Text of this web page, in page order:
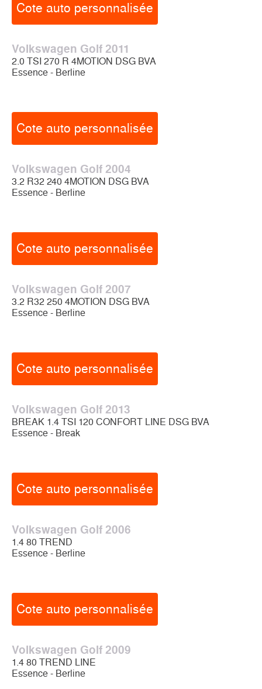
Cote auto personnalisée
Volkswagen Golf 2011
2.0 TSI 270 R 4MOTION DSG BVA
Essence - Berline
Cote auto personnalisée
Volkswagen Golf 2004
3.2 R32 240 4MOTION DSG BVA
Essence - Berline
Cote auto personnalisée
Volkswagen Golf 2007
3.2 R32 250 4MOTION DSG BVA
Essence - Berline
Cote auto personnalisée
Volkswagen Golf 2013
BREAK 1.4 TSI 120 CONFORT LINE DSG BVA
Essence - Break
Cote auto personnalisée
Volkswagen Golf 2006
1.4 80 TREND
Essence - Berline
Cote auto personnalisée
Volkswagen Golf 2009
1.4 80 TREND LINE
Essence - Berline